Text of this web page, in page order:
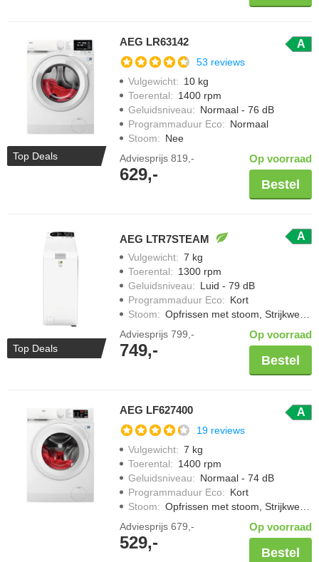
Top Deals
AEG LR63142 A
53 reviews
Vulgewicht: 10 kg
Toerental: 1400 rpm
Geluidsniveau: Normaal - 76 dB
Programmaduur Eco: Normaal
Stoom: Nee
Adviesprijs 819,-
629,-
Op voorraad
Bestel
Top Deals
AEG LTR7STEAM A
Vulgewicht: 7 kg
Toerental: 1300 rpm
Geluidsniveau: Luid - 79 dB
Programmaduur Eco: Kort
Stoom: Opfrissen met stoom, Strijkwerk verminderen
Adviesprijs 799,-
749,-
Op voorraad
Bestel
AEG LF627400 A
19 reviews
Vulgewicht: 7 kg
Toerental: 1400 rpm
Geluidsniveau: Normaal - 74 dB
Programmaduur Eco: Kort
Stoom: Opfrissen met stoom, Strijkwerk verminderen
Adviesprijs 679,-
529,-
Op voorraad
Bestel